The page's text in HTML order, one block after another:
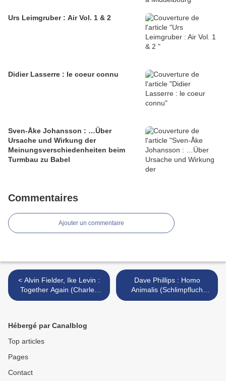
Urs Leimgruber : Air Vol. 1 & 2
Didier Lasserre : le coeur connu
Sven-Åke Johansson : …Über
Ursache und Wirkung der
Meinungsverschiedenheiten beim
Turmbau zu Babel
Commentaires
Ajouter un commentaire
< Alvin Fielder, Ike Levin :
Together Again (Charles
Lester, 2013)
Dave Phillips : Homo
Animalis (Schlimpfluch
Associates, 2014) >
Hébergé par Canalblog
Top articles
Pages
Contact